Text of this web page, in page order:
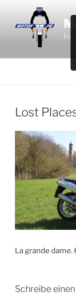
springen
For
Lost
La grande dame.
Schreibe